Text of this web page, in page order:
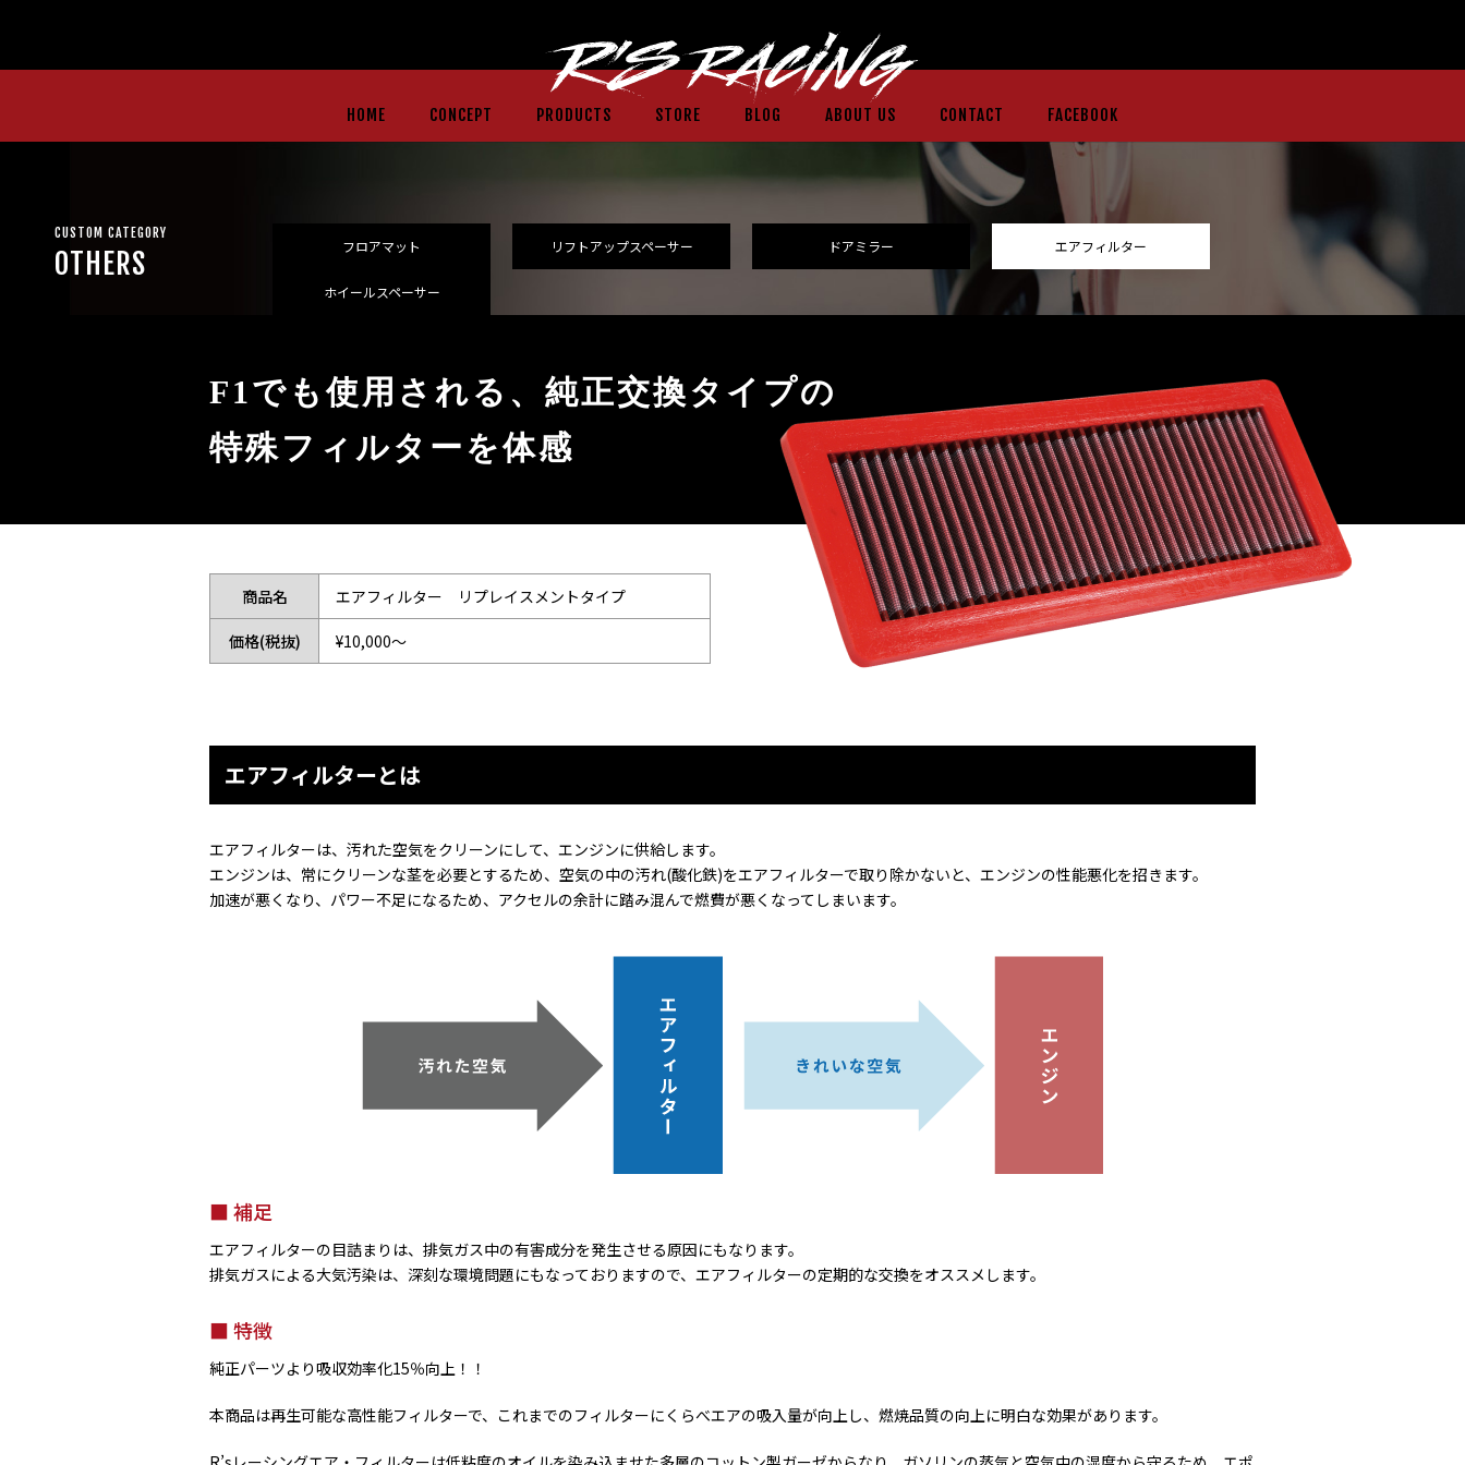
HOME CONCEPT PRODUCTS STORE BLOG ABOUT US CONTACT FACEBOOK
CUSTOM CATEGORY
OTHERS フロアマット リフトアップスペーサー ドアミラー エアフィルター
ホイールスペーサー
F1でも使用される、純正交換タイプの
特殊フィルターを体感
商品名 エアフィルター リプレイスメントタイプ
価格(税抜) ¥10,000〜
エアフィルターとは
エアフィルターは、汚れた空気をクリーンにして、エンジンに供給します。
エンジンは、常にクリーンな茎を必要とするため、空気の中の汚れ(酸化鉄)をエアフィルターで取り除かないと、エンジンの性能悪化を招きます。
加速が悪くなり、パワー不足になるため、アクセルの余計に踏み混んで燃費が悪くなってしまいます。
補足
エアフィルターの目詰まりは、排気ガス中の有害成分を発生させる原因にもなります。
排気ガスによる大気汚染は、深刻な環境問題にもなっておりますので、エアフィルターの定期的な交換をオススメします。
特徴
純正パーツより吸収効率化15％向上！！
本商品は再生可能な高性能フィルターで、これまでのフィルターにくらべエアの吸入量が向上し、燃焼品質の向上に明白な効果があります。